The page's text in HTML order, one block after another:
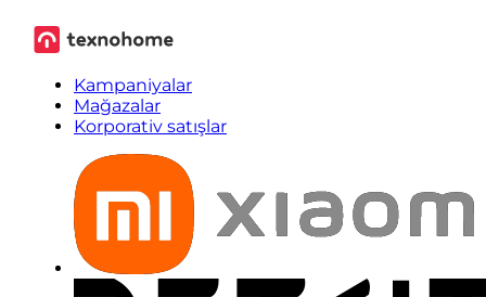
Kampaniyalar
Mağazalar
Korporativ satışlar